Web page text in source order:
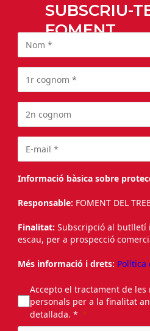
SUBSCRIU-
FOMENT
Informació bàsica sobre
Responsable: FOMENT DEL
Finalitat: Subscripció al butlletí
escau, per a prospecció
Més informació i drets: Política
Accepto el tractament de les
personals per a la finalitat
detallada. *